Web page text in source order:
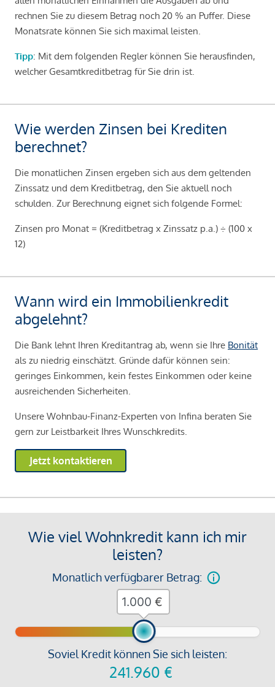
rechnen Sie zu diesem Betrag noch 20 % an Puffer. Diese
Monatsrate können Sie sich maximal leisten.
Tipp: Mit dem folgenden Regler können Sie herausfinden,
welcher Gesamtkreditbetrag für Sie drin ist.
Wie werden Zinsen bei Krediten
berechnet?
Die monatlichen Zinsen ergeben sich aus dem geltenden
Zinssatz und dem Kreditbetrag, den Sie aktuell noch
schulden. Zur Berechnung eignet sich folgende Formel:
Zinsen pro Monat = (Kreditbetrag x Zinssatz p.a.) ÷ (100 x
12)
Wann wird ein Immobilienkredit
abgelehnt?
Die Bank lehnt Ihren Kreditantrag ab, wenn sie Ihre Bonität
als zu niedrig einschätzt. Gründe dafür können sein:
geringes Einkommen, kein festes Einkommen oder keine
ausreichenden Sicherheiten.
Unsere Wohnbau-Finanz-Experten von Infina beraten Sie
gern zur Leistbarkeit Ihres Wunschkredits.
Jetzt kontaktieren
Wie viel Wohnkredit kann ich mir
leisten?
Monatlich verfügbarer Betrag:
Soviel Kredit können Sie sich leisten:
241.960 €
€